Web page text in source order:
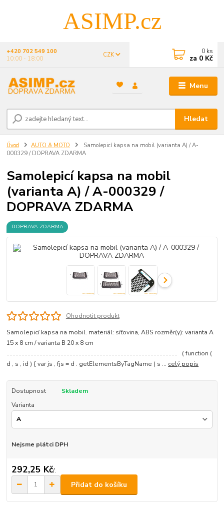
ASIMP.cz
Menu
CZK
Hledat
+420 702 549 100
10:00 - 18:00
0 ks
za 0 Kč
Úvod AUTO & MOTO
Samolepicí kapsa na mobil (varianta A) / A-
000329 / DOPRAVA ZDARMA
Samolepicí kapsa na mobil
(varianta A) / A-000329 /
DOPRAVA ZDARMA
DOPRAVA ZDARMA
Ohodnotit produkt
Samolepicí kapsa na mobil. materiál: síťovina, ABS rozměr(y): varianta A
15 x 8 cm / varianta B 20 x 8 cm
.................................................................................................................. ( function (
d , s , id ) { var js , fjs = d . getElementsByTagName ( s ... celý popis
Dostupnost
Skladem
Varianta
Nejsme plátci DPH
292,25 Kč/.
Přidat do košíku